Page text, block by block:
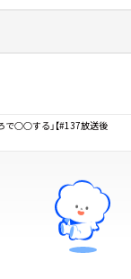
で○○する」【#137放送後